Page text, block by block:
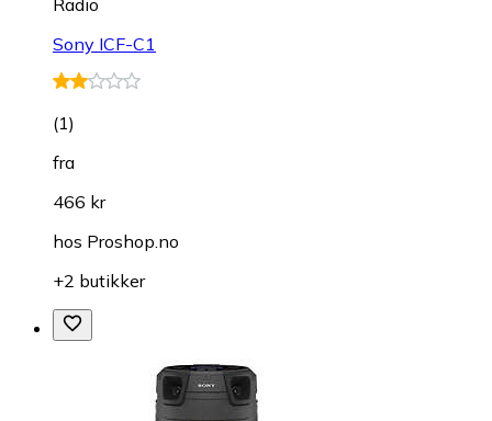
Sony ICF-C1
(1)
fra
466 kr
hos Proshop.no
+2 butikker